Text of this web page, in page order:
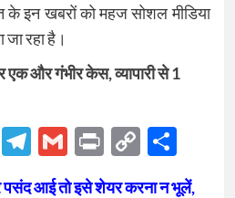
के इन खबरों को महज सोशल मीडिया
जा रहा है।
और गंभीर केस, व्यापारी से 1
Telegram
Gmail
Print
Copy
Link
आई तो इसे शेयर करना न भूलें,